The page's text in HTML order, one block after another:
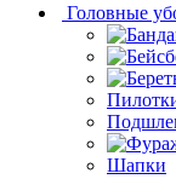
Головные
Шапки